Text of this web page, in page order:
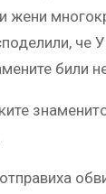
жени
че
били